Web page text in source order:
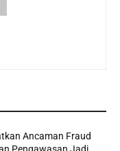
Ancaman Fraud